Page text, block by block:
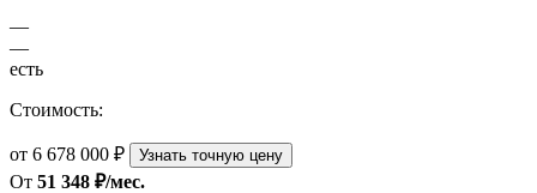
—
—
есть
Стоимость:
от 6 678 000 ₽ Узнать точную цену
От 51 348 ₽/мес.